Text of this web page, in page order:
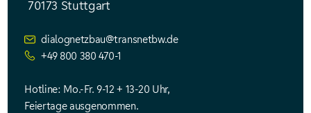
70173 Stuttgart
dialognetzbau@transnetbw.de
+49 800 380 470-1
Hotline: Mo.-Fr. 9-12 + 13-20 Uhr,
Feiertage ausgenommen.